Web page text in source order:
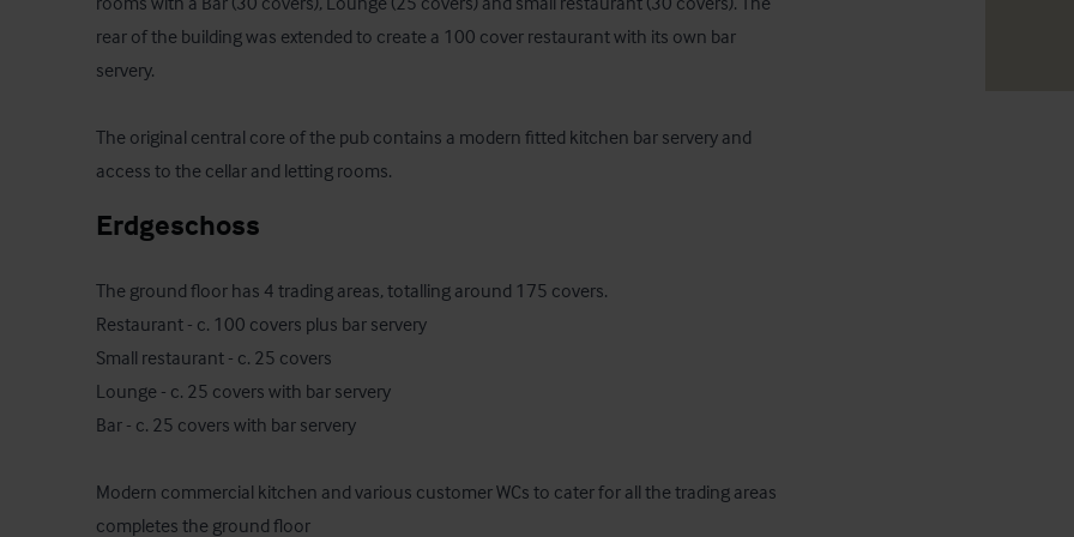
rear of the building was extended to create a 100 cover restaurant with its own bar
servery.
The original central core of the pub contains a modern fitted kitchen bar servery and
access to the cellar and letting rooms.
Erdgeschoss
The ground floor has 4 trading areas, totalling around 175 covers.
Restaurant - c. 100 covers plus bar servery
Small restaurant - c. 25 covers
Lounge - c. 25 covers with bar servery
Bar - c. 25 covers with bar servery
Modern commercial kitchen and various customer WCs to cater for all the trading areas
completes the ground floor